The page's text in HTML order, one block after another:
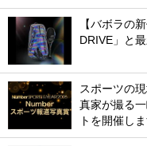
【バボラの
DRIVE」と
スポーツの
真家が撮る
トを開催し